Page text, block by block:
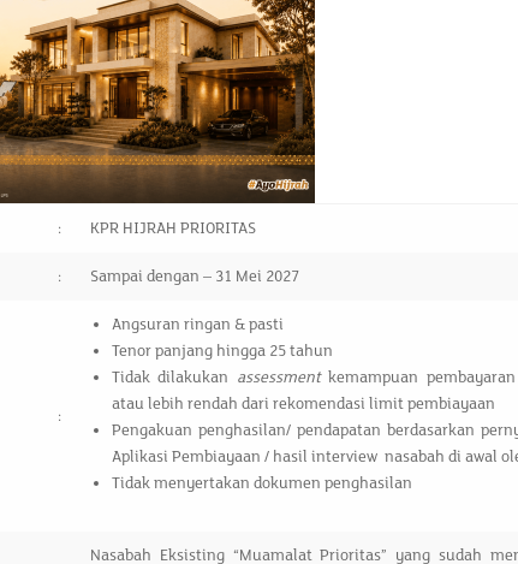
: KPR HIJRAH PRIORITAS
: Sampai dengan – 31 Mei 2027
:
Angsuran ringan & pasti
Tenor panjang hingga 25 tahun
Tidak dilakukan assessmentkemampuan
atau lebih rendah dari rekomendasi limit pembiayaan
Pengakuan penghasilan/ pendapatan berdasarkan
Aplikasi Pembiayaan / hasil interview nasabah di awal
Tidak menyertakan dokumen penghasilan
Nasabah Eksisting “Muamalat Prioritas” yang sudah